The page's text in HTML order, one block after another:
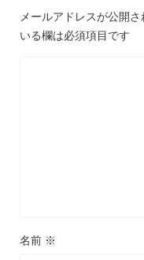
メールアドレスが公開さ
いる欄は必須項目です
名前 ※